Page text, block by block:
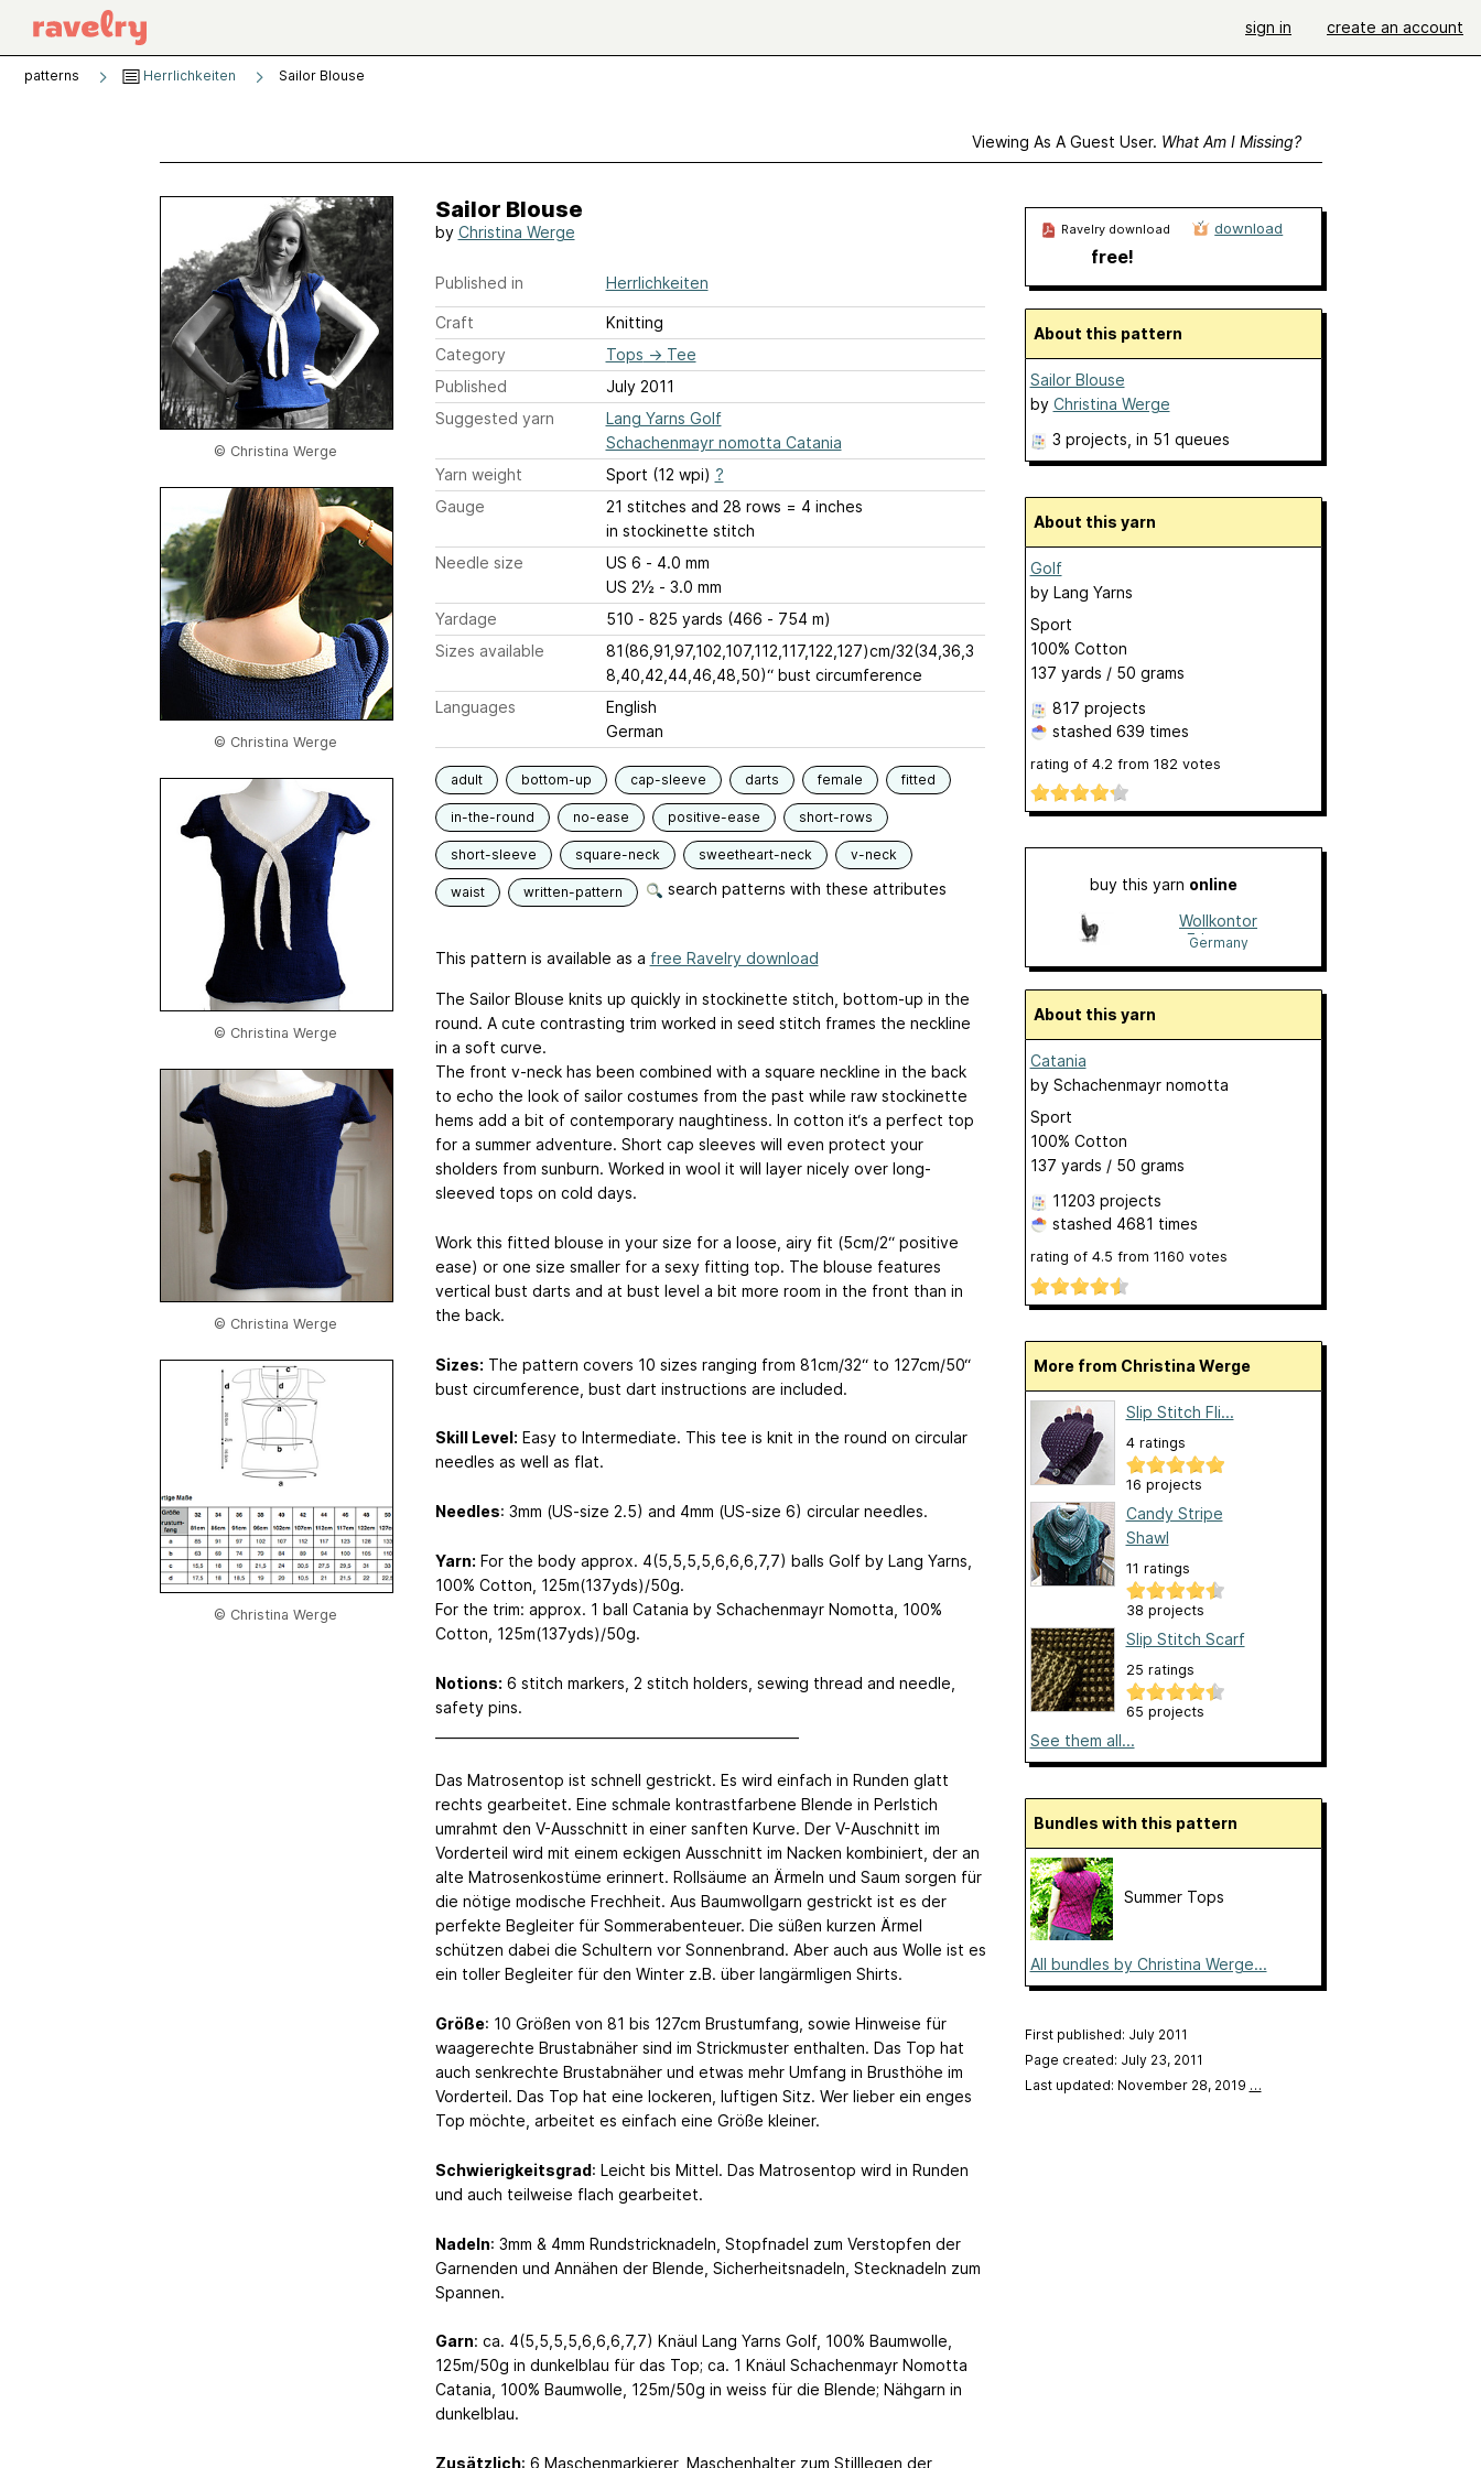
sign in create an account
patterns Herrlichkeiten Sailor Blouse
Viewing As A Guest User. What Am I Missing?
© Christina Werge
© Christina Werge
© Christina Werge
© Christina Werge
© Christina Werge
Sailor Blouse
by Christina Werge
Published in Herrlichkeiten
Craft
Knitting
Category
Tops → Tee
Published
July 2011
Suggested yarn
Lang Yarns Golf
Schachenmayr nomotta Catania
Yarn weight
Sport (12 wpi) ?
Gauge
21 stitches and 28 rows = 4 inches
in stockinette stitch
Needle size
US 6 - 4.0 mm
US 2½ - 3.0 mm
Yardage
510 - 825 yards (466 - 754 m)
Sizes available
81(86,91,97,102,107,112,117,122,127)cm/32(34,36,3
8,40,42,44,46,48,50)“ bust circumference
Languages
English
German
adult bottom-up cap-sleeve darts female fitted
in-the-round no-ease positive-ease short-rows
short-sleeve square-neck sweetheart-neck v-neck
waist written-pattern search patterns with these attributes
This pattern is available as a free Ravelry download
The Sailor Blouse knits up quickly in stockinette stitch, bottom-up in the
round. A cute contrasting trim worked in seed stitch frames the neckline
in a soft curve.
The front v-neck has been combined with a square neckline in the back
to echo the look of sailor costumes from the past while raw stockinette
hems add a bit of contemporary naughtiness. In cotton it‘s a perfect top
for a summer adventure. Short cap sleeves will even protect your
sholders from sunburn. Worked in wool it will layer nicely over long-
sleeved tops on cold days.
Work this fitted blouse in your size for a loose, airy fit (5cm/2“ positive
ease) or one size smaller for a sexy fitting top. The blouse features
vertical bust darts and at bust level a bit more room in the front than in
the back.
Sizes: The pattern covers 10 sizes ranging from 81cm/32“ to 127cm/50“
bust circumference, bust dart instructions are included.
Skill Level: Easy to Intermediate. This tee is knit in the round on circular
needles as well as flat.
Needles: 3mm (US-size 2.5) and 4mm (US-size 6) circular needles.
Yarn: For the body approx. 4(5,5,5,5,6,6,6,7,7) balls Golf by Lang Yarns,
100% Cotton, 125m(137yds)/50g.
For the trim: approx. 1 ball Catania by Schachenmayr Nomotta, 100%
Cotton, 125m(137yds)/50g.
Notions: 6 stitch markers, 2 stitch holders, sewing thread and needle,
safety pins.
Das Matrosentop ist schnell gestrickt. Es wird einfach in Runden glatt
rechts gearbeitet. Eine schmale kontrastfarbene Blende in Perlstich
umrahmt den V-Ausschnitt in einer sanften Kurve. Der V-Auschnitt im
Vorderteil wird mit einem eckigen Ausschnitt im Nacken kombiniert, der an
alte Matrosenkostüme erinnert. Rollsäume an Ärmeln und Saum sorgen für
die nötige modische Frechheit. Aus Baumwollgarn gestrickt ist es der
perfekte Begleiter für Sommerabenteuer. Die süßen kurzen Ärmel
schützen dabei die Schultern vor Sonnenbrand. Aber auch aus Wolle ist es
ein toller Begleiter für den Winter z.B. über langärmligen Shirts.
Größe: 10 Größen von 81 bis 127cm Brustumfang, sowie Hinweise für
waagerechte Brustabnäher sind im Strickmuster enthalten. Das Top hat
auch senkrechte Brustabnäher und etwas mehr Umfang in Brusthöhe im
Vorderteil. Das Top hat eine lockeren, luftigen Sitz. Wer lieber ein enges
Top möchte, arbeitet es einfach eine Größe kleiner.
Schwierigkeitsgrad: Leicht bis Mittel. Das Matrosentop wird in Runden
und auch teilweise flach gearbeitet.
Nadeln: 3mm & 4mm Rundstricknadeln, Stopfnadel zum Verstopfen der
Garnenden und Annähen der Blende, Sicherheitsnadeln, Stecknadeln zum
Spannen.
Garn: ca. 4(5,5,5,5,6,6,6,7,7) Knäul Lang Yarns Golf, 100% Baumwolle,
125m/50g in dunkelblau für das Top; ca. 1 Knäul Schachenmayr Nomotta
Catania, 100% Baumwolle, 125m/50g in weiss für die Blende; Nähgarn in
dunkelblau.
Zusätzlich: 6 Maschenmarkierer, Maschenhalter zum Stilllegen der
Ravelry download
free!
download
About this pattern
Sailor Blouse
by Christina Werge
3 projects , in 51 queues
About this yarn
Golf
by Lang Yarns
Sport
100% Cotton
137 yards / 50 grams
817 projects
stashed 639 times
rating of 4.2 from 182 votes
buy this yarn online
Wollkontor
Erlangen
Germany
About this yarn
Catania
by Schachenmayr nomotta
Sport
100% Cotton
137 yards / 50 grams
11203 projects
stashed 4681 times
rating of 4.5 from 1160 votes
More from Christina Werge
Slip Stitch Fli...
4 ratings
16 projects
Candy Stripe
Shawl
11 ratings
38 projects
Slip Stitch Scarf
25 ratings
65 projects
See them all...
Bundles with this pattern
Summer Tops
All bundles by Christina Werge...
First published: July 2011
Page created: July 23, 2011
Last updated: November 28, 2019 …